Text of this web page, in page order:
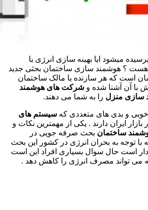
میشود ایا بهینه سازی انرژی با
؟ هوشمند سازی ساختمان بحثی جدید
است که هر سازنده یا مالک ساختمان
با آن آشنا شده و شرکت های هوشمند
سازی منزل را به شما می دهند.
خوبی و بدی های متعددی که سیستم های
بازار ایران دارند . یکی از مهمترین نکات و
ساختمان بحث صرفه جویی در
توجه به بحران انرژی در کشور این بحث
است حال سوال بسیاری افراد این است
می تواند مصرف انرژی را کاهش دهد .